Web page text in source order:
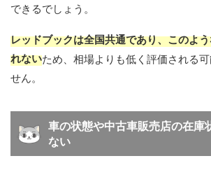
できるでしょう。
レッドブックは全国共通であり、このよ
れないため、相場よりも低く評価される
せん。
車の状態や中古車販売店の在庫
ない